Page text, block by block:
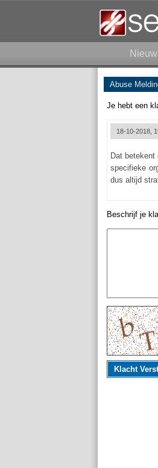
Abuse
Je hebt een
18-10-2018,
Dat
specifieke
dus altijd
Beschrijf je
Klacht